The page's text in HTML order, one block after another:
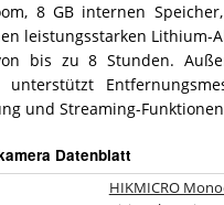
8 GB internen
leistungsstarken Lithium-
bis zu 8 Stunden.
und Streaming-
Datenblatt
HIKMICRO